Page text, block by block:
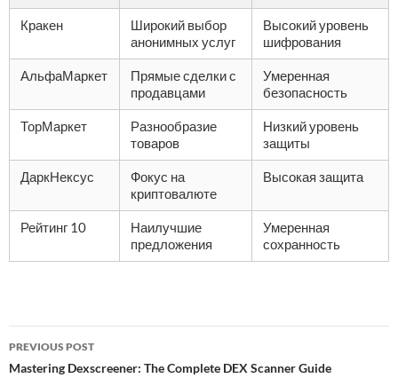
Кракен
Широкий выбор
анонимных услуг
Высокий уровень
шифрования
АльфаМаркет
Прямые сделки с
продавцами
Умеренная
безопасность
ТорМаркет
Разнообразие
товаров
Низкий уровень
защиты
ДаркНексус
Фокус на
криптовалюте
Высокая защита
Рейтинг 10
Наилучшие
предложения
Умеренная
сохранность
Post
navigation
PREVIOUS POST
Mastering Dexscreener: The Complete DEX Scanner Guide